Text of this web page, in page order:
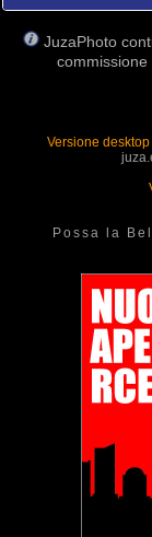
JuzaPhoto
commissione
Versione desktop
Possa la